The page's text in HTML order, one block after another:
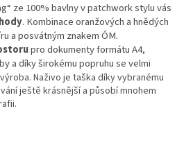
ze 100% bavlny v patchwork stylu vás
. Kombinace oranžových a hnědých
a posvátným znakem ÓM.
pro dokumenty formátu A4,
a díky širokému popruhu se velmi
Naživo je taška díky vybranému
ještě krásnější a působí mnohem